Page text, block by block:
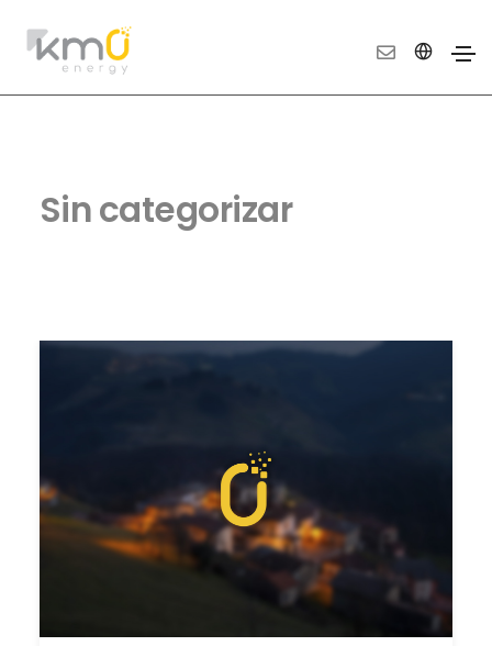
Sin categorizar